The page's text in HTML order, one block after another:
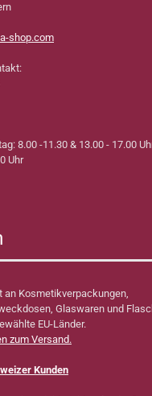
shop.com
8.00 -11.30 & 13.00 - 17.00
Uhr
an Kosmetikverpackungen,
Glaswaren und
EU-Länder.
zum Versand.
Kunden